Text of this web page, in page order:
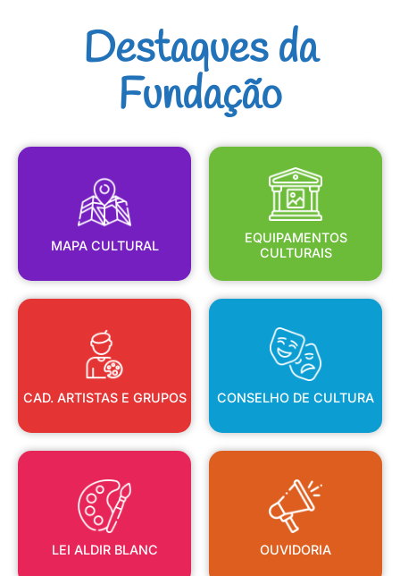
Destaques da
Fundação
MAPA CULTURAL
MAPA CULTURAL
EQUIPAMENTOS
CULTURAIS
EQUIPAMENTOS
CULTURAIS
CAD. ARTISTAS E GRUPOS
CAD. ARTISTAS E GRUPOS
CONSELHO DE CULTURA
CONSELHO DE CULTURA
LEI ALDIR BLANC
LEI ALDIR BLANC
OUVIDORIA
OUVIDORIA